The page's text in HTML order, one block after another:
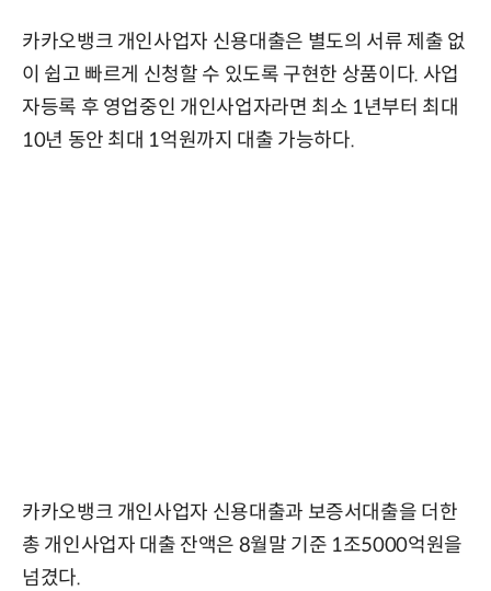
카카오뱅크 개인사업자 신용대출은 별도의 서류 제출 없
이 쉽고 빠르게 신청할 수 있도록 구현한 상품이다. 사업
자등록 후 영업중인 개인사업자라면 최소 1년부터 최대
10년 동안 최대 1억원까지 대출 가능하다.
카카오뱅크 개인사업자 신용대출과 보증서대출을 더한
총 개인사업자 대출 잔액은 8월말 기준 1조5000억원을
넘겼다.